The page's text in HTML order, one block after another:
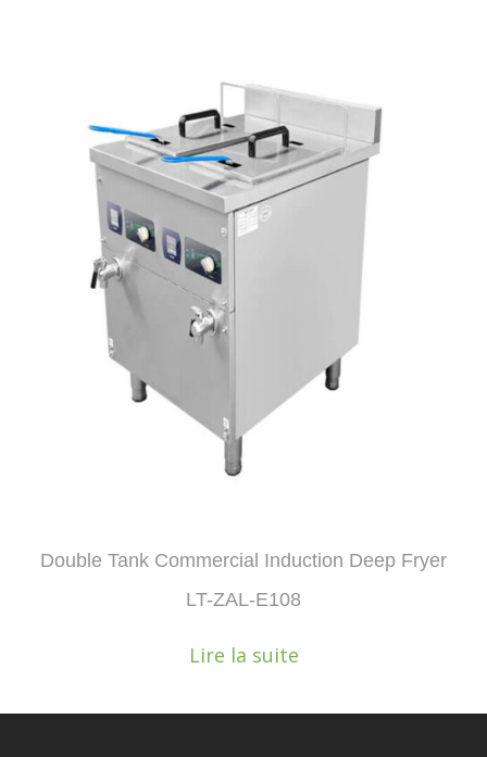
Double Tank Commercial Induction Deep Fryer
LT-ZAL-E108
Lire la suite